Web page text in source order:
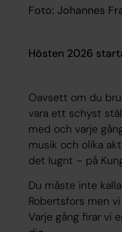
Foto: Johannes
Hösten 2026
Oavsett om du
vara ett schyst
med och varje
musik och olika
det lugnt – på
Du måste inte
Robertsfors men
Varje gång firar vi